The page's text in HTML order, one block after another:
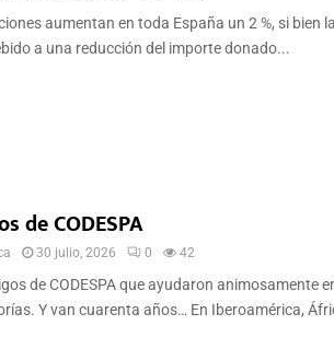
aumentan en toda España un 2 %, si bien
a una reducción del importe donado...
de CODESPA
30 julio, 2026 0 42
de CODESPA que ayudaron animosamente
Y van cuarenta años… En Iberoamérica,